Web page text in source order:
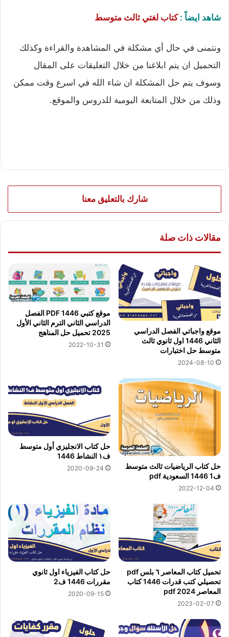
شاهد ايضاً :كتاب لغتي ثالث متوسط
ونتمنى في حال أي مشكلة في المشاهدة والقراءة وكذلك
التحميل ان يتم ابلاغنا من خلال التعليقات على المقال
وسوف يتم حل المشكلة ان شاء الله في اسرع وقت ممكن
وذلك من خلال المتابعة اليومية للدروس والموقع.
شارك بالتعليق معنا
مقالات ذات صلة
موقع واجباتي الفصل الدراسي
الثاني 1446 اول ثانوي ثالث
متوسط حل اختبارات
2024-08-10
موقع كتبي PDF 1446 الفصل
الدراسي الثاني الترم الثاني الأول
2025 تحميل حل المناهج
2022-10-31
حل كتاب الرياضيات ثالث متوسط
ف1 1446 السعودية pdf
2022-12-04
حل كتاب الانجليزي أول متوسط
ف١ النشاط 1446
2020-09-24
تحميل كتاب المعاصر ٦ بلس pdf
تحصيلي كتب قدرات 1446 كتاب
المعاصر 2024 pdf
2023-02-07
حل كتاب الفيزياء اول ثانوي
مقررات 1446 ف2
2020-09-15